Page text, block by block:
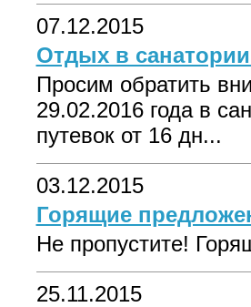
07.12.2015
Отдых в
Просим обратить
29.02.2016 года в
путевок от 16 дн...
03.12.2015
Горящие
Не пропустите!
25.11.2015